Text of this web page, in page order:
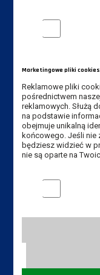
Tel.
Tel.
E-mail
E-mail
Analityczne pliki
Marketingowe pliki cookies
Reklamowe pliki
pośrednictwem
reklamowych. Służą
na podstawie
obejmuje unikalną
końcowego. Jeśli nie
będziesz widzieć w
nie są oparte na
Marketingowe pliki